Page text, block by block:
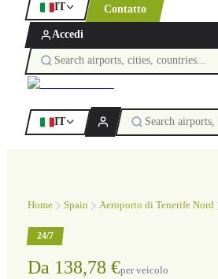
IT Contatto
Accedi
IT
Home Spain Aeroporto di Tenerife Nord
24/7
Da 138,78 €per veicolo